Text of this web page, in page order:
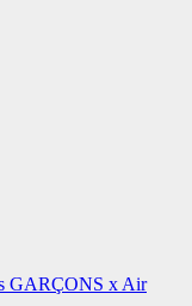
GARÇONS x Air